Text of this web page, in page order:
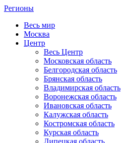
Регионы
Весь мир
Москва
Центр
Весь Центр
Московская область
Белгородская область
Брянская область
Владимирская область
Воронежская область
Ивановская область
Калужская область
Костромская область
Курская область
Липецкая область